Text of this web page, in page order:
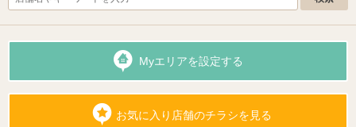
Myエリアを設定する
お気に入り店舗のチラシを見る